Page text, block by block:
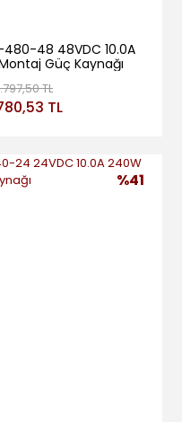
480-48 48VDC 10.0A
Güç Kaynağı
TL
TL
%41